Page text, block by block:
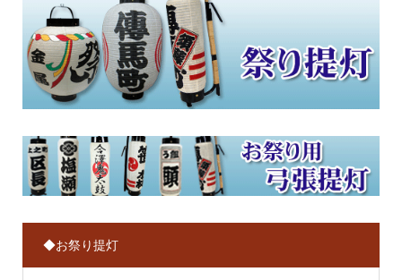
◆お祭り提灯